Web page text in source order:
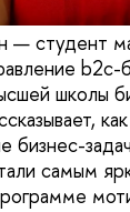
— студент
b2c-
школы
бизнес-
самым